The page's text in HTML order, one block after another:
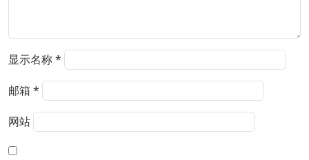
显示名称*
邮箱 *
网站